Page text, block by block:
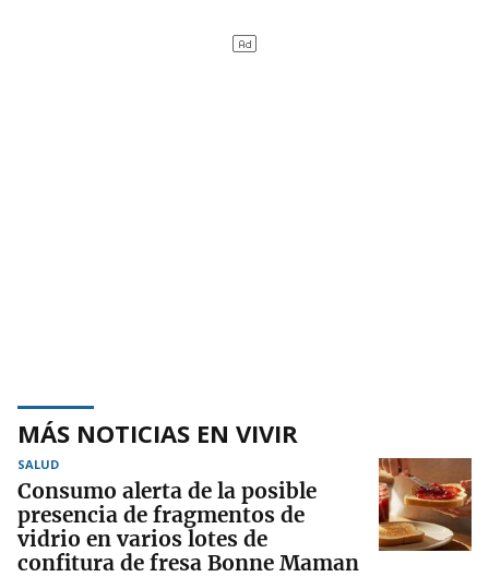
MÁS NOTICIAS EN VIVIR
SALUD
Consumo alerta de la posible
presencia de fragmentos de
vidrio en varios lotes de
confitura de fresa Bonne Maman